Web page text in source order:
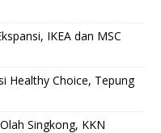
IKEA dan MSC
Healthy Choice, Tepung
Singkong, KKN